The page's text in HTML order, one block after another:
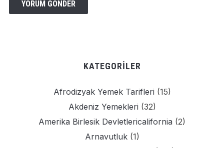
KATEGORILER
Afrodizyak Yemek Tarifleri (15)
Akdeniz Yemekleri (32)
Amerika Birlesik Devletlericalifornia (2)
Arnavutluk(1)